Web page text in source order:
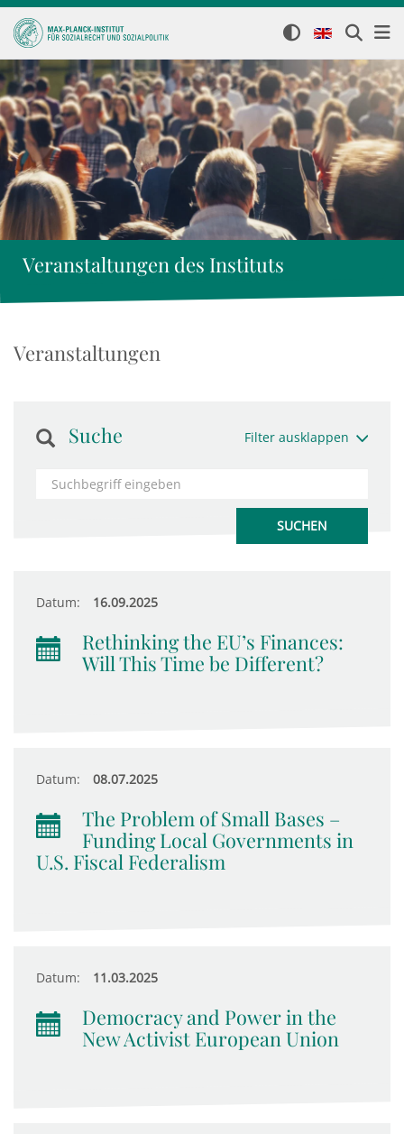
Veranstaltungen des Instituts
Veranstaltungen
Suche Filter ausklappen
Datum: 16.09.2025
Rethinking the EU’s Finances:
Will This Time be Different?
Datum: 08.07.2025
The Problem of Small Bases –
Funding Local Governments in
U.S. Fiscal Federalism
Datum: 11.03.2025
Democracy and Power in the
New Activist European Union